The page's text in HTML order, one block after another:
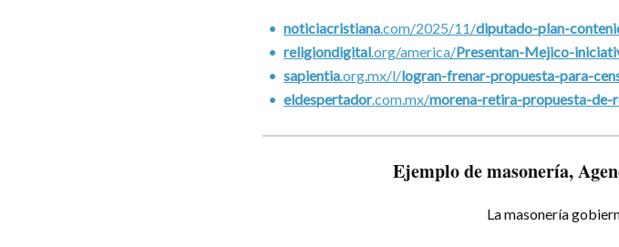
noticiacristiana.com/2025/11/diputado-plan-
religiondigital.org/america/Presentan-Mejico-
sapientia.org.mx/l/logran-frenar-propuesta-para-
eldespertador.com.mx/morena-retira-propuesta-
Ejemplo de masonería,
La masonería